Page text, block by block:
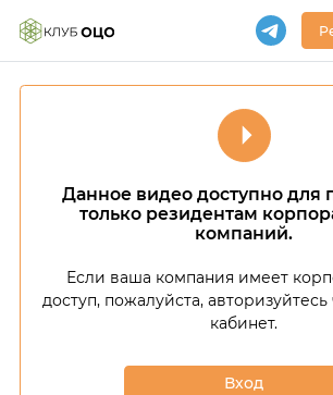
Данное видео доступно для
только резидентам
компаний.
Если ваша компания имеет
доступ, пожалуйста,
кабинет.
Вход